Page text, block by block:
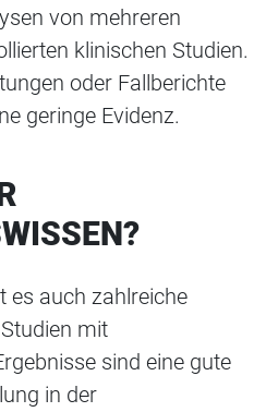
von mehreren
klinischen Studien.
oder Fallberichte
geringe Evidenz.
es auch zahlreiche
mit
sind eine gute
in der